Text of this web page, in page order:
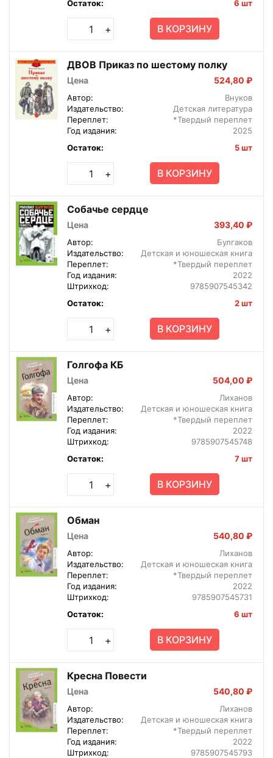
Остаток: 6 шт
+ В КОРЗИНУ
ДВОВ Приказ по шестому полку
Цена 524,80 ₽
Автор:
Внуков
Издательство:
Детская литература
Переплет:
*Твердый переплет
Год издания:
2025
Остаток:
5 шт
+ В КОРЗИНУ
Собачье сердце
Цена 393,40 ₽
Автор:
Булгаков
Издательство:
Детская и юношеская книга
Переплет:
*Твердый переплет
Год издания:
2022
Штрихкод:
9785907545342
Остаток:
2 шт
+ В КОРЗИНУ
Голгофа КБ
Цена 504,00 ₽
Автор:
Лиханов
Издательство:
Детская и юношеская книга
Переплет:
*Твердый переплет
Год издания:
2022
Штрихкод:
9785907545748
Остаток:
7 шт
+ В КОРЗИНУ
Обман
Цена 540,80 ₽
Автор:
Лиханов
Издательство:
Детская и юношеская книга
Переплет:
*Твердый переплет
Год издания:
2022
Штрихкод:
9785907545731
Остаток:
6 шт
+ В КОРЗИНУ
Кресна Повести
Цена 540,80 ₽
Автор:
Лиханов
Издательство:
Детская и юношеская книга
Переплет:
*Твердый переплет
Год издания:
2022
Штрихкод:
9785907545793